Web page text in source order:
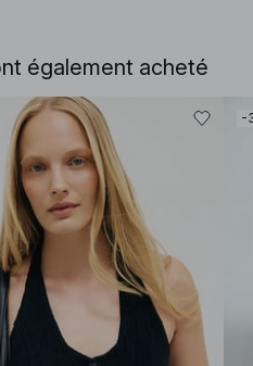
également acheté
-